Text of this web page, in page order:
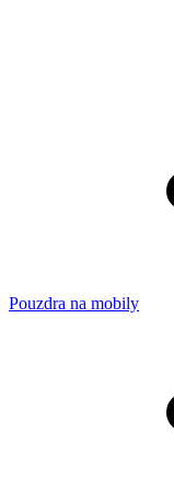
Pouzdra na mobily